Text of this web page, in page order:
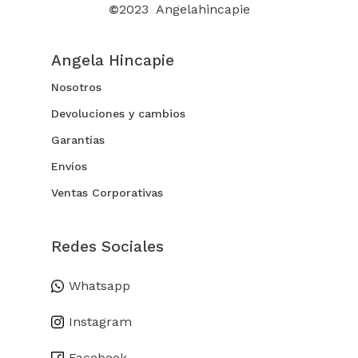
©2023 Angelahincapie
Angela Hincapie
Nosotros
Devoluciones y cambios
Garantías
Envíos
Ventas Corporativas
Redes Sociales
Whatsapp
Instagram